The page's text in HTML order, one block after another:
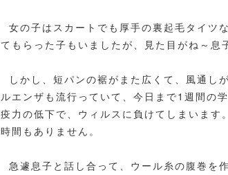
女の子はスカートでも厚手の裏起毛タイツ
てもらった子もいましたが、見た目がね～息
しかし、短パンの裾がまた広くて、風通し
ルエンザも流行っていて、今日まで1週間の
疫力の低下で、ウィルスに負けてしまいま
時間もありません。
急遽息子と話し合って、ウール糸の腹巻を